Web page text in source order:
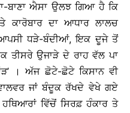
ਬਾਣਾ ਐਸਾ ਉਲਝ ਗਿਆ ਹੈ ਕਿ
ਕਾਰੋਬਾਰ ਦਾ ਆਧਾਰ ਲਾਲਚ
ਧੜੇ-ਬੰਦੀਆਂ, ਇਕ ਦੂਜੇ ਤੋਂ
ਉਜਾੜੇ ਦੇ ਰਾਹ ਵੱਲ ਪਾ
। ਅੱਜ ਛੋਟੇ-ਛੋਟੇ ਕਿਸਾਨ ਵੀ
ਜਾਂ ਬੰਦੂਕ ਰੱਖਦੇ ਵੇਖੇ ਗਏ
ਵਿੱਚੋਂ ਸਿਰਫ਼ ਹੰਕਾਰ ਤੇ